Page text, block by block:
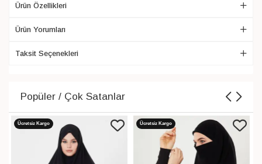
Ürün Özellikleri
Ürün Yorumları
Taksit Seçenekleri
Popüler / Çok Satanlar
Ücretsiz Kargo Ücretsiz Kargo